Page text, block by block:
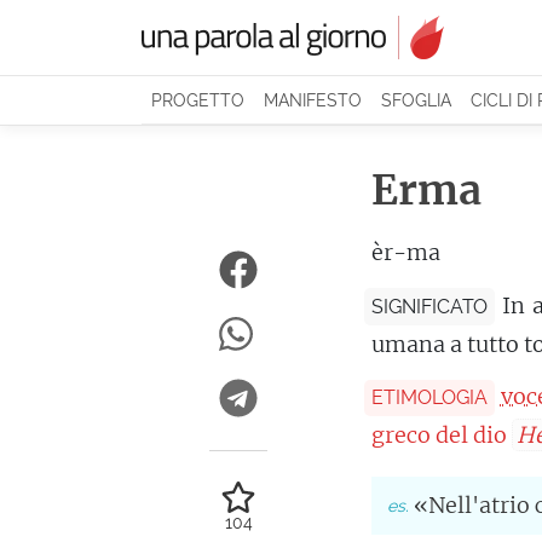
PROGETTO MANIFESTO SFOGLIA CICLI DI
Erma
èr-ma
SIGNIFICATO
In
umana a tutto
ETIMOLOGIA
greco del dio
«Nell'atrio
104